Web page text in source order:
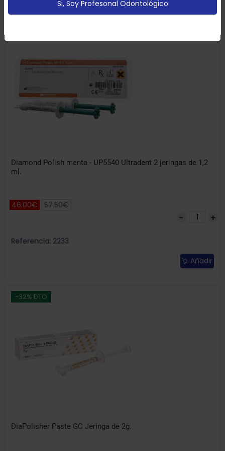
Diamond Polish menta - UP5540 Ultradent 2 jeringas de 1,2
ml.
46.00€ 57.50€
Referencia: 2233
Añadir
-32% DTO
DiaPolisher Paste GC Jeringa de 2g.
Si, Soy Profesonal Odontológico